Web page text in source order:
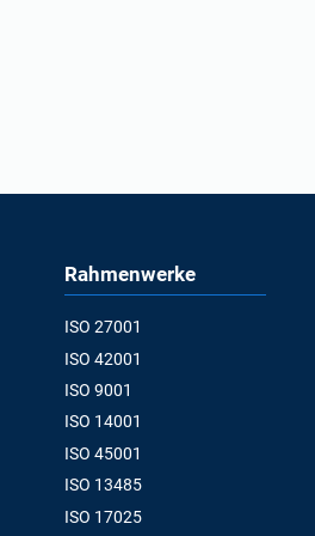
Rahmenwerke
ISO 27001
ISO 42001
ISO 9001
ISO 14001
ISO 45001
ISO 13485
ISO 17025